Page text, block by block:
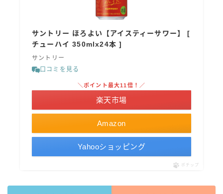
すみか
コカ・コーラ
natura WATTA
サントリー ほろよい【アイスティーサワー】 [
チューハイ 350mlx24本 ]
サントリー
口コミを見る
Amazon
＼ポイント最大11倍！／
楽天市場
Yahooショッピング
ポチップ